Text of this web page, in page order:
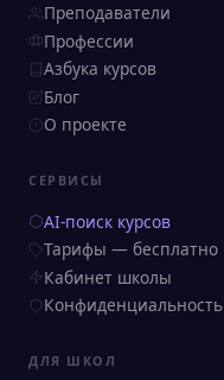
Преподаватели
Профессии
Азбука курсов
Блог
О проекте
СЕРВИСЫ
AI-поиск курсов
Тарифы — бесплатно
Кабинет школы
Конфиденциальность
ДЛЯ ШКОЛ